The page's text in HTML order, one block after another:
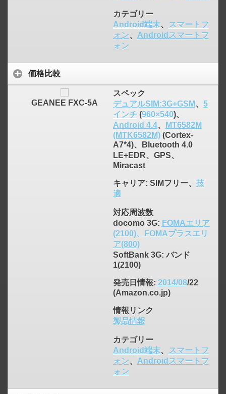
カテゴリー
Android端末、
スマートフ
ォン、 Androidスマートフ
ォン
価格比較
GEANEE FXC-5A
スペック
デュアルSIM:3G+GSM、 5
インチ(960×540)、
Android 4.4、
MT6582M
(MTK6582M)(Cortex-
A7*4)、Bluetooth 4.0
LE+EDR、GPS、
Miracast
キャリア: SIMフリー、 技
適
対応周波数
docomo 3G: FOMAエリア
(2100)、FOMAプラスエリ
ア(800)
SoftBank 3G: バンド
1(2100)
発売日情報: 2014/08/22
(Amazon.co.jp)
情報リンク
製品情報
カテゴリー
Android端末、
スマートフ
ォン、 Androidスマートフ
ォン